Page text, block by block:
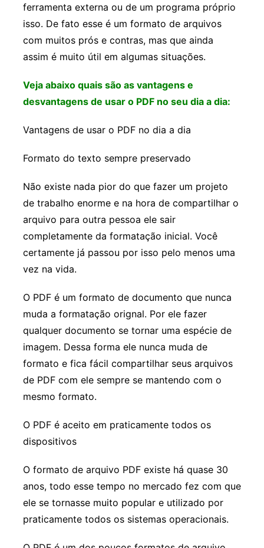
ferramenta externa ou de um programa próprio
isso. De fato esse é um formato de arquivos
com muitos prós e contras, mas que ainda
assim é muito útil em algumas situações.
Veja abaixo quais são as vantagens e
desvantagens de usar o PDF no seu dia a dia:
Vantagens de usar o PDF no dia a dia
Formato do texto sempre preservado
Não existe nada pior do que fazer um projeto
de trabalho enorme e na hora de compartilhar o
arquivo para outra pessoa ele sair
completamente da formatação inicial. Você
certamente já passou por isso pelo menos uma
vez na vida.
O PDF é um formato de documento que nunca
muda a formatação orignal. Por ele fazer
qualquer documento se tornar uma espécie de
imagem. Dessa forma ele nunca muda de
formato e fica fácil compartilhar seus arquivos
de PDF com ele sempre se mantendo com o
mesmo formato.
O PDF é aceito em praticamente todos os
dispositivos
O formato de arquivo PDF existe há quase 30
anos, todo esse tempo no mercado fez com que
ele se tornasse muito popular e utilizado por
praticamente todos os sistemas operacionais.